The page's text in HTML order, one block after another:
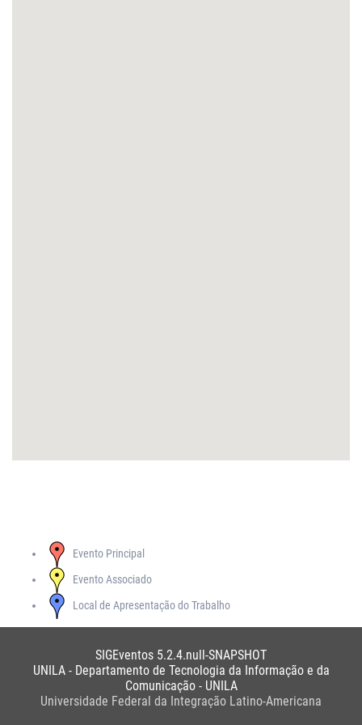
Evento Principal
Evento Associado
Local de Apresentação do Trabalho
SIGEventos 5.2.4.null-SNAPSHOT
UNILA - Departamento de Tecnologia da Informação e da
Comunicação - UNILA
Universidade Federal da Integração Latino-Americana